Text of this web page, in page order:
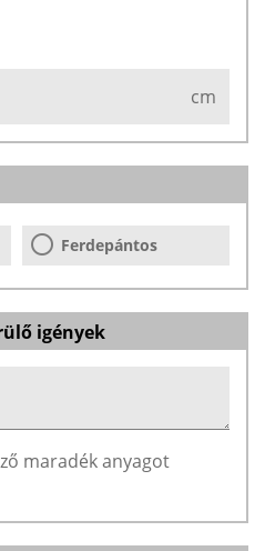
cm
Ferdepántos
igények
maradék anyagot